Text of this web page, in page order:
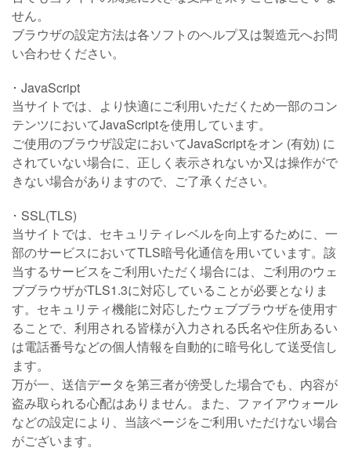
せん。
ブラウザの設定方法は各ソフトのヘルプ又は製造元へお問
い合わせください。
JavaScript
当サイトでは、より快適にご利用いただくため一部のコン
テンツにおいてJavaScriptを使用しています。
ご使用のブラウザ設定においてJavaScriptをオン (有効) に
されていない場合に、正しく表示されないか又は操作がで
きない場合がありますので、ご了承ください。
SSL(TLS)
当サイトでは、セキュリティレベルを向上するために、一
部のサービスにおいてTLS暗号化通信を用いています。該
当するサービスをご利用いただく場合には、ご利用のウェ
ブブラウザがTLS1.3に対応していることが必要となりま
す。セキュリティ機能に対応したウェブブラウザを使用す
ることで、利用される皆様が入力される氏名や住所あるい
は電話番号などの個人情報を自動的に暗号化して送受信し
ます。
万が一、送信データを第三者が傍受した場合でも、内容が
盗み取られる心配はありません。また、ファイアウォール
などの設定により、当該ページをご利用いただけない場合
がございます。